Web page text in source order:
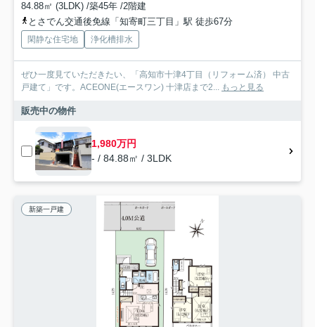
84.88㎡ (3LDK) /築45年 /2階建
とさでん交通後免線「知寄町三丁目」駅 徒歩67分
閑静な住宅地 浄化槽排水
ぜひ一度見ていただきたい、「高知市十津4丁目（リフォーム済） 中古
戸建て」です。ACEONE(エースワン) 十津店まで2... もっと見る
販売中の物件
1,980万円
- / 84.88㎡ / 3LDK
新築一戸建